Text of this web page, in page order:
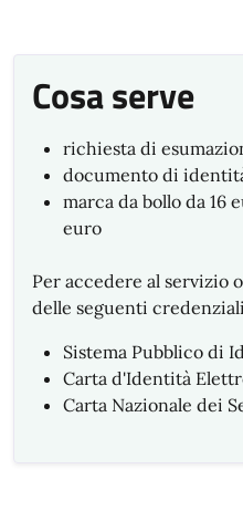
Cosa serve
richiesta di
documento di
marca da bollo da 16
euro
Per accedere al servizio
delle seguenti
Sistema Pubblico di
Carta d'Identità
Carta Nazionale dei